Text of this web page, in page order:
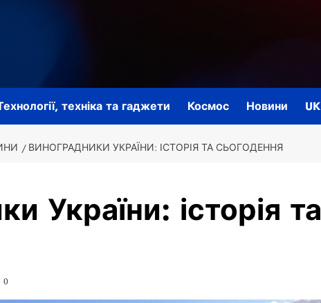
техніка та гаджети Космос Новини UK
ВИНОГРАДНИКИ УКРАЇНИ: ІСТОРІЯ ТА СЬОГОДЕННЯ
України: історія та
0